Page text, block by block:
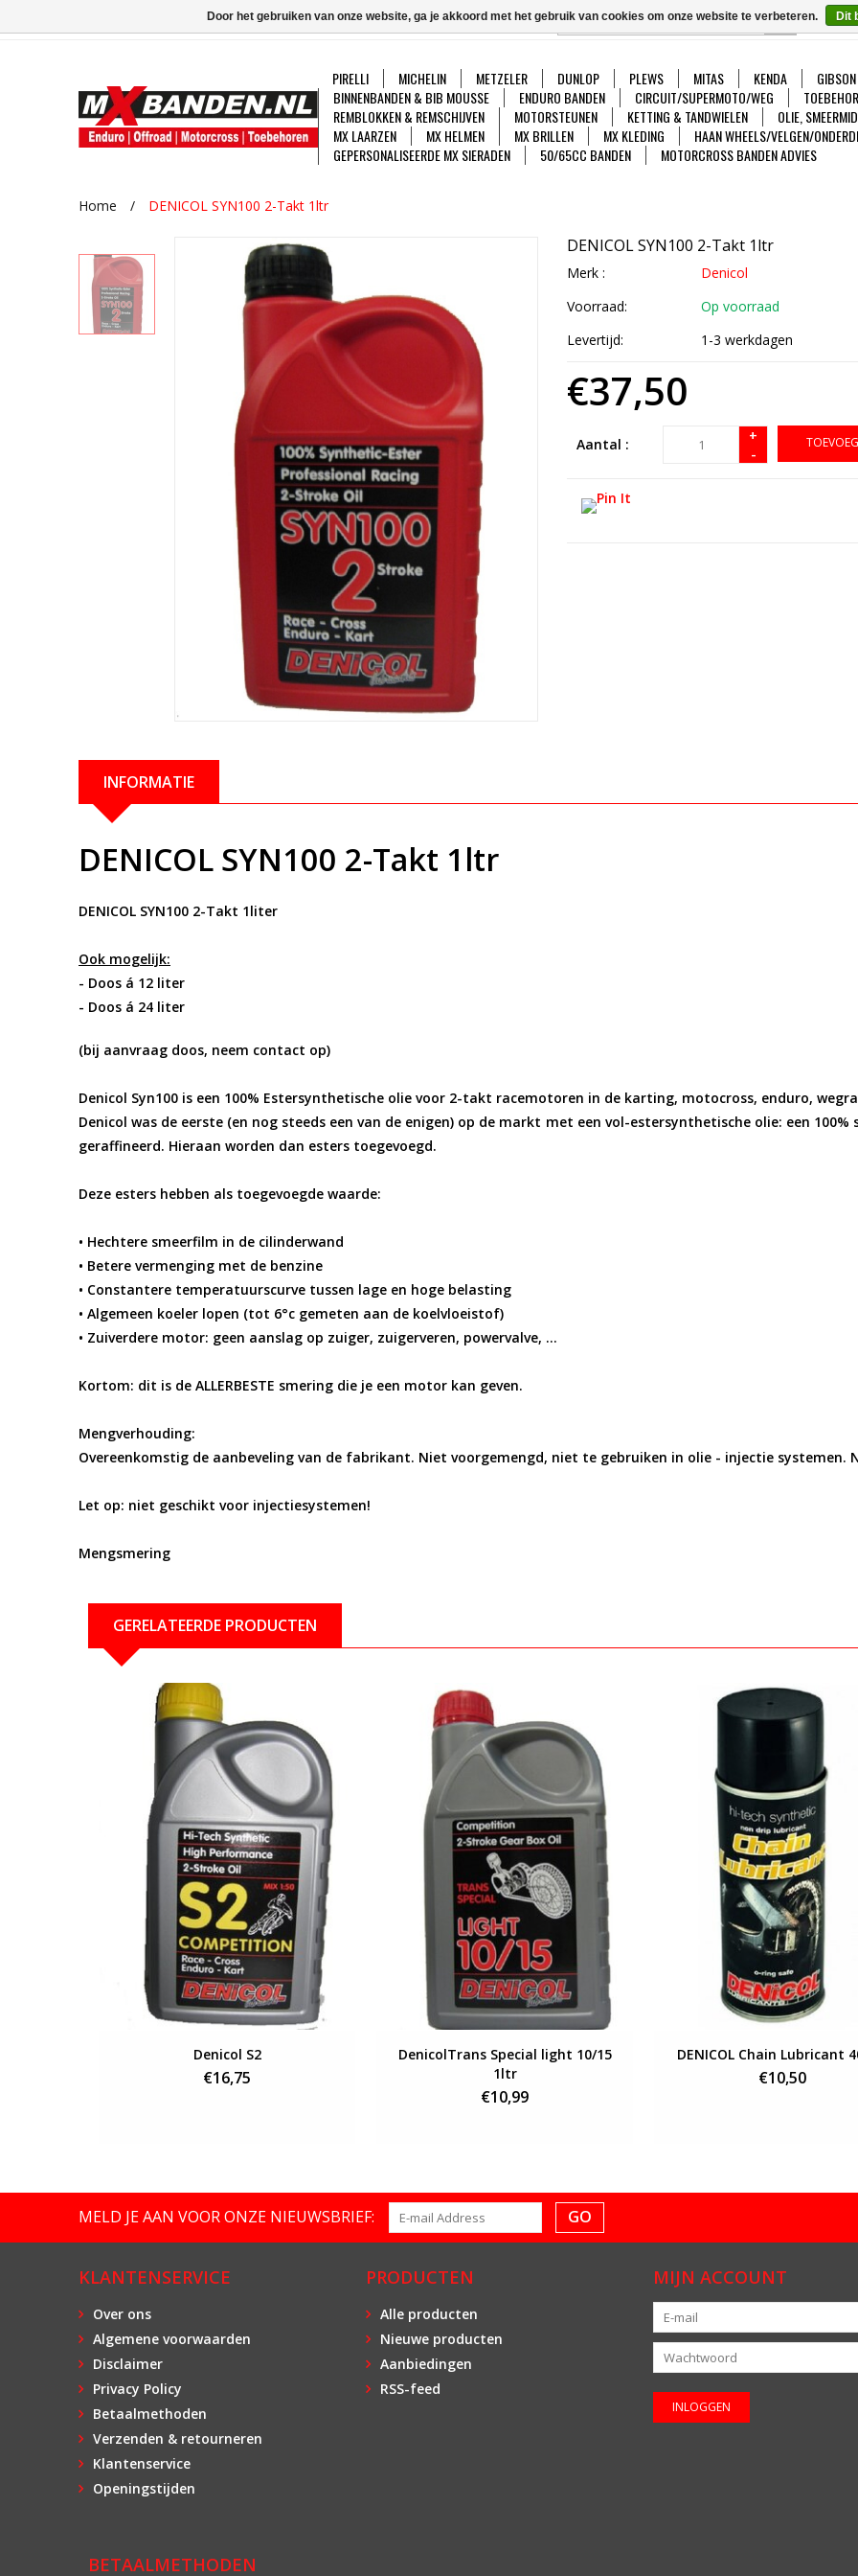
GO
PIRELLI MICHELIN METZELER DUNLOP PLEWS MITAS KENDA GIBSON
BINNENBANDEN & BIB MOUSSE
ENDURO BANDEN CIRCUIT/SUPERMOTO/WEG
REMBLOKKEN & REMSCHIJVEN
MOTORSTEUNEN KETTING & TANDWIELEN OLIE,
MX LAARZEN
MX HELMEN MX BRILLEN MX KLEDING HAAN WHEELS/VELGEN/
GEPERSONALISEERDE MX SIERADEN
50/65CC BANDEN MOTORCROSS BANDEN ADVIES
Home / DENICOL SYN100 2-Takt 1ltr
DENICOL SYN100 2-Takt 1ltr
Merk :
Denicol
Voorraad:
Op voorraad
Levertijd:
1-3 werkdagen
€37,50
Aantal :
+
-
INFORMATIE
DENICOL SYN100 2-Takt 1ltr
DENICOL SYN100 2-Takt 1liter
Ook mogelijk:
- Doos á 12 liter
- Doos á 24 liter
(bij aanvraag doos, neem contact op)
Denicol Syn100 is een 100% Estersynthetische olie voor 2-takt racemotoren in de karting, motocross, enduro,
Denicol was de eerste (en nog steeds een van de enigen) op de markt met een vol-estersynthetische olie: een
geraffineerd. Hieraan worden dan esters toegevoegd.
Deze esters hebben als toegevoegde waarde:
• Hechtere smeerfilm in de cilinderwand
• Betere vermenging met de benzine
• Constantere temperatuurscurve tussen lage en hoge belasting
• Algemeen koeler lopen (tot 6°c gemeten aan de koelvloeistof)
• Zuiverdere motor: geen aanslag op zuiger, zuigerveren, powervalve, ...
Kortom: dit is de ALLERBESTE smering die je een motor kan geven.
Mengverhouding:
Overeenkomstig de aanbeveling van de fabrikant. Niet voorgemengd, niet te gebruiken in olie - injectie systemen.
Let op: niet geschikt voor injectiesystemen!
Mengsmering
GERELATEERDE PRODUCTEN
Bekijken
Denicol S2
€16,75
Bekijken
DenicolTrans Special light 10/15
1ltr
€10,99
Bekijken
DENICOL Chain Lubricant
€10,50
MELD JE AAN VOOR ONZE NIEUWSBRIEF: GO
KLANTENSERVICE
Over ons
Algemene voorwaarden
Disclaimer
Privacy Policy
Betaalmethoden
Verzenden & retourneren
Klantenservice
Openingstijden
PRODUCTEN
Alle producten
Nieuwe producten
Aanbiedingen
RSS-feed
MIJN ACCOUNT
BETAALMETHODEN
Door het gebruiken van onze website, ga je akkoord met het gebruik van cookies om onze website te verbeteren. Dit